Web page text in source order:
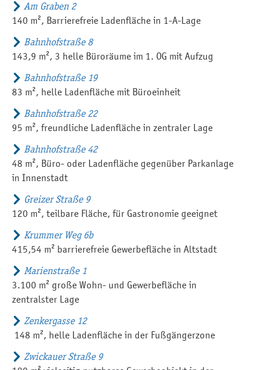
Am Graben 2
140 m², Barrierefreie Ladenfläche in 1-A-Lage
Bahnhofstraße 8
143,9 m², 3 helle Büroräume im 1. OG mit Aufzug
Bahnhofstraße 19
83 m², helle Ladenfläche mit Büroeinheit
Bahnhofstraße 22
95 m², freundliche Ladenfläche in zentraler Lage
Bahnhofstraße 42
48 m², Büro- oder Ladenfläche gegenüber Parkanlage
in Innenstadt
Greizer Straße 9
120 m², teilbare Fläche, für Gastronomie geeignet
Krummer Weg 6b
415,54 m² barrierefreie Gewerbefläche in Altstadt
Marienstraße 1
3.100 m² große Wohn- und Gewerbefläche in
zentralster Lage
Zenkergasse 12
148 m², helle Ladenfläche in der Fußgängerzone
Zwickauer Straße 9